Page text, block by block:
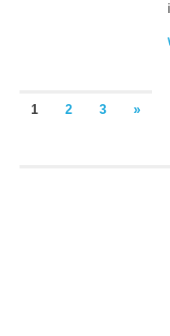
1 2 3 »